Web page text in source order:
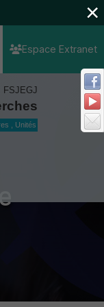
Espace Extranet
FSJEGJ
, Unités
×